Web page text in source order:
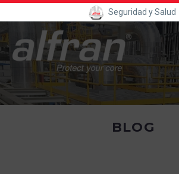
Seguridad y Salud
BLOG